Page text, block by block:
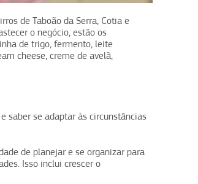
de Taboão da Serra, Cotia e
o negócio, estão os
de trigo, fermento, leite
cheese, creme de avelã,
saber se adaptar às circunstâncias
de planejar e se organizar para
Isso inclui crescer o